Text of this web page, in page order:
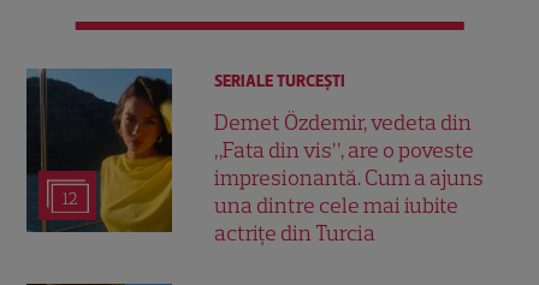
12
SERIALE TURCEŞTI
Demet Özdemir, vedeta din
„Fata din vis”, are o poveste
impresionantă. Cum a ajuns
una dintre cele mai iubite
actrițe din Turcia